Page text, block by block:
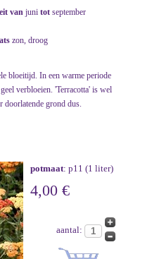
van juni tot september
zon, droog
bloeitijd. In een warme periode
verbloeien. 'Terracotta' is wel
doorlatende grond dus.
potmaat: p11 (1 liter)
4,00 €
aantal: